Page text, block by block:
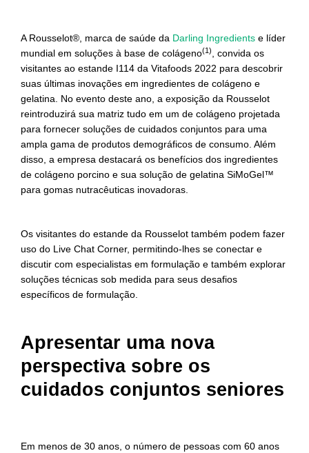
A Rousselot®, marca de saúde da Darling Ingredients e líder
mundial em soluções à base de colágeno(1)
, convida os
visitantes ao estande I114 da Vitafoods 2022 para descobrir
suas últimas inovações em ingredientes de colágeno e
gelatina. No evento deste ano, a exposição da Rousselot
reintroduzirá sua matriz tudo em um de colágeno projetada
para fornecer soluções de cuidados conjuntos para uma
ampla gama de produtos demográficos de consumo. Além
disso, a empresa destacará os benefícios dos ingredientes
de colágeno porcino e sua solução de gelatina SiMoGel™
para gomas nutracêuticas inovadoras.
Os visitantes do estande da Rousselot também podem fazer
uso do Live Chat Corner, permitindo-lhes se conectar e
discutir com especialistas em formulação e também explorar
soluções técnicas sob medida para seus desafios
específicos de formulação.
Apresentar uma nova
perspectiva sobre os
cuidados conjuntos seniores
Em menos de 30 anos, o número de pessoas com 60 anos